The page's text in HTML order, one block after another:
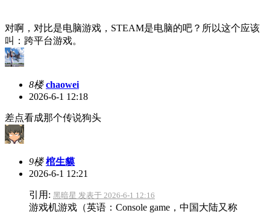
对啊，对比是电脑游戏，STEAM是电脑的吧？所以这个应该
叫：跨平台游戏。
8楼 chaowei
2026-6-1 12:18
差点看成那个传说狗头
9楼 棺生貘
2026-6-1 12:21
引用: 黑暗星 发表于 2026-6-1 12:16
游戏机游戏（英语：Console game，中国大陆又称